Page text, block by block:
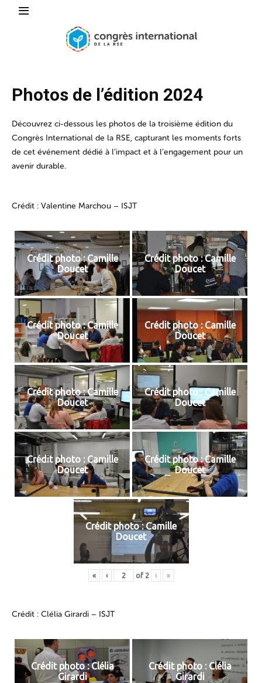
Photos de l’édition 2024
Découvrez ci-dessous les photos de la troisième édition du
Congrès International de la RSE, capturant les moments forts
de cet événement dédié à l’impact et à l’engagement pour un
avenir durable.
Crédit : Valentine Marchou – ISJT
Crédit photo : Camille
Doucet
Crédit photo : Camille
Doucet
Crédit photo : Camille
Doucet
Crédit photo : Camille
Doucet
Crédit photo : Camille
Doucet
Crédit photo : Camille
Doucet
Crédit photo : Camille
Doucet
Crédit photo : Camille
Doucet
Crédit photo : Camille
Doucet
« ‹ of 2 › »
Crédit : Clélia Girardi – ISJT
Crédit photo : Clélia
Girardi
Crédit photo : Clélia
Girardi